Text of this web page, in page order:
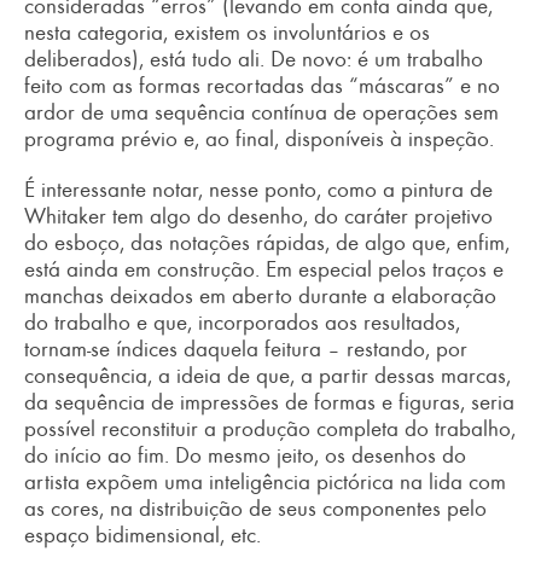
nesta categoria, existem os involuntários e os
deliberados), está tudo ali. De novo: é um trabalho
feito com as formas recortadas das “máscaras” e no
ardor de uma sequência contínua de operações sem
programa prévio e, ao final, disponíveis à inspeção.
É interessante notar, nesse ponto, como a pintura de
Whitaker tem algo do desenho, do caráter projetivo
do esboço, das notações rápidas, de algo que, enfim,
está ainda em construção. Em especial pelos traços e
manchas deixados em aberto durante a elaboração
do trabalho e que, incorporados aos resultados,
tornam-se índices daquela feitura – restando, por
consequência, a ideia de que, a partir dessas marcas,
da sequência de impressões de formas e figuras, seria
possível reconstituir a produção completa do trabalho,
do início ao fim. Do mesmo jeito, os desenhos do
artista expõem uma inteligência pictórica na lida com
as cores, na distribuição de seus componentes pelo
espaço bidimensional, etc.